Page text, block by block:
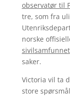
observatør til
tre, som fra
norske
sivilsamfunnet
saker.
Victoria vil ta
store